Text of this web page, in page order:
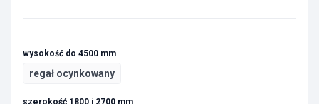
wysokość do 4500 mm
regał ocynkowany
szerokość 1800 i 2700 mm